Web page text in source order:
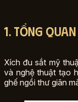
1. Tổng
Xích đu sắt mỹ
và nghệ thuật tạo
ghế ngồi thư giãn